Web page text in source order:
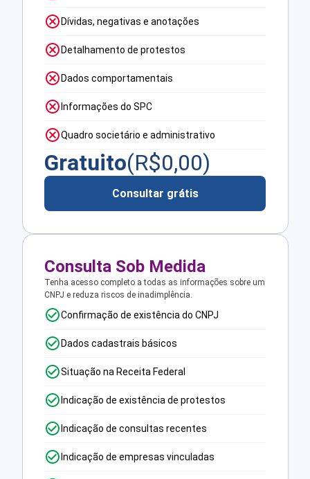
Dívidas, negativas e anotações
Detalhamento de protestos
Dados comportamentais
Informações do SPC
Quadro societário e administrativo
Gratuito(R$0,00)
Consultar grátis
Consulta Sob Medida
Tenha acesso completo a todas as informações sobre um
CNPJ e reduza riscos de inadimplência.
Confirmação de existência do CNPJ
Dados cadastrais básicos
Situação na Receita Federal
Indicação de existência de protestos
Indicação de consultas recentes
Indicação de empresas vinculadas